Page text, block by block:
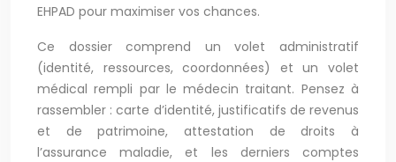
EHPAD pour maximiser vos chances.
Ce dossier comprend un volet administratif
(identité, ressources, coordonnées) et un volet
médical rempli par le médecin traitant. Pensez à
rassembler : carte d’identité, justificatifs de revenus
et de patrimoine, attestation de droits à
l’assurance maladie, et les derniers comptes